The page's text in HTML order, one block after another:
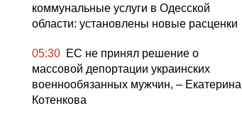
коммунальные услуги в Одесской
области: установлены новые расценки
05:30 ЕС не принял решение о
массовой депортации украинских
военнообязанных мужчин, – Екатерина
Котенкова